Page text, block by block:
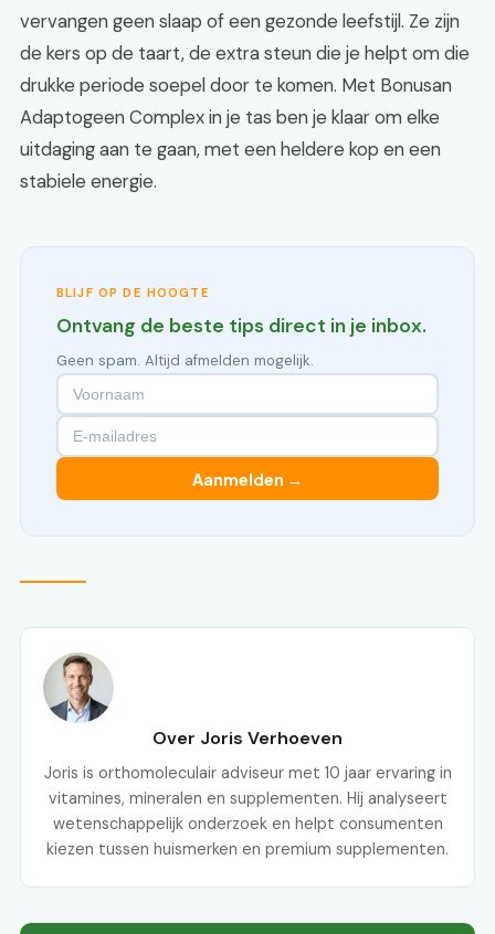
vervangen geen slaap of een gezonde leefstijl. Ze zijn
de kers op de taart, de extra steun die je helpt om die
drukke periode soepel door te komen. Met Bonusan
Adaptogeen Complex in je tas ben je klaar om elke
uitdaging aan te gaan, met een heldere kop en een
stabiele energie.
BLIJF OP DE HOOGTE
Ontvang de beste tips direct in je inbox.
Geen spam. Altijd afmelden mogelijk.
Aanmelden →
Over Joris Verhoeven
Joris is orthomoleculair adviseur met 10 jaar ervaring in
vitamines, mineralen en supplementen. Hij analyseert
wetenschappelijk onderzoek en helpt consumenten
kiezen tussen huismerken en premium supplementen.